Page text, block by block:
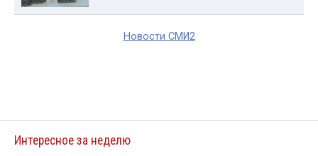
Новости СМИ2
Интересное за неделю